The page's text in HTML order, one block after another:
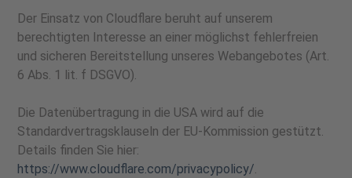
Der Einsatz von Cloudflare beruht auf unserem
berechtigten Interesse an einer möglichst fehlerfreien
und sicheren Bereitstellung unseres Webangebotes (Art.
6 Abs. 1 lit. f DSGVO).
Die Datenübertragung in die USA wird auf die
Standardvertragsklauseln der EU-Kommission gestützt.
Details finden Sie hier:
https://www.cloudflare.com/privacypolicy/.